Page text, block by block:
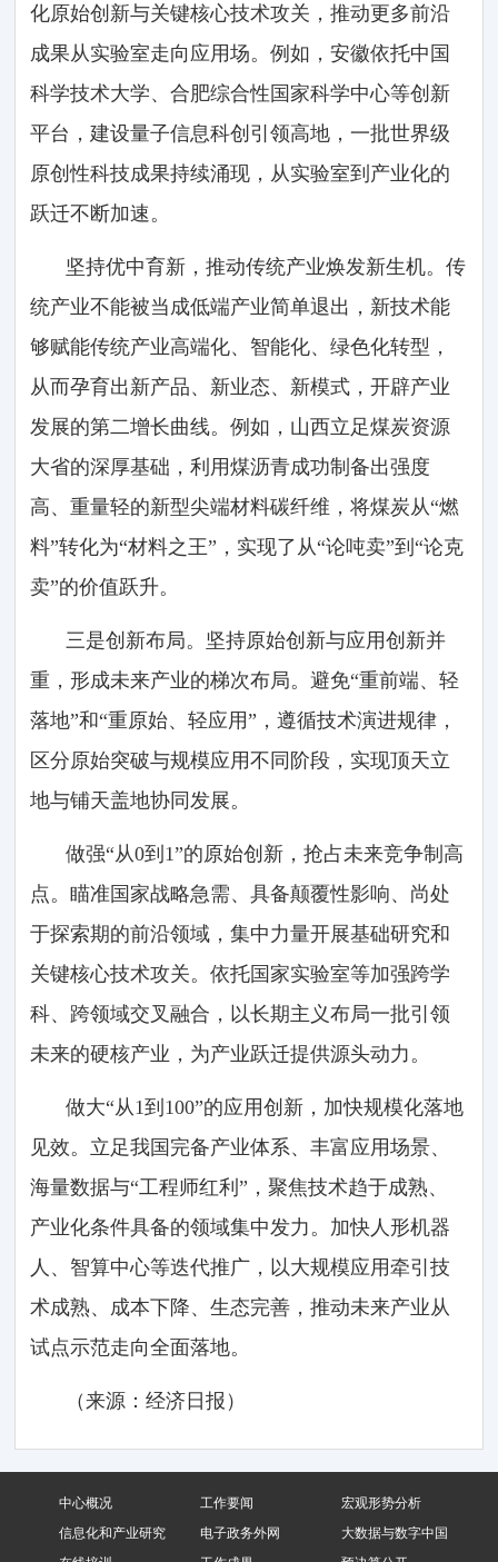
化原始创新与关键核心技术攻关，推动更多前沿
成果从实验室走向应用场。例如，安徽依托中国
科学技术大学、合肥综合性国家科学中心等创新
平台，建设量子信息科创引领高地，一批世界级
原创性科技成果持续涌现，从实验室到产业化的
跃迁不断加速。
坚持优中育新，推动传统产业焕发新生机。传
统产业不能被当成低端产业简单退出，新技术能
够赋能传统产业高端化、智能化、绿色化转型，
从而孕育出新产品、新业态、新模式，开辟产业
发展的第二增长曲线。例如，山西立足煤炭资源
大省的深厚基础，利用煤沥青成功制备出强度
高、重量轻的新型尖端材料碳纤维，将煤炭从“燃
料”转化为“材料之王”，实现了从“论吨卖”到“论克
卖”的价值跃升。
三是创新布局。坚持原始创新与应用创新并
重，形成未来产业的梯次布局。避免“重前端、轻
落地”和“重原始、轻应用”，遵循技术演进规律，
区分原始突破与规模应用不同阶段，实现顶天立
地与铺天盖地协同发展。
做强“从0到1”的原始创新，抢占未来竞争制高
点。瞄准国家战略急需、具备颠覆性影响、尚处
于探索期的前沿领域，集中力量开展基础研究和
关键核心技术攻关。依托国家实验室等加强跨学
科、跨领域交叉融合，以长期主义布局一批引领
未来的硬核产业，为产业跃迁提供源头动力。
做大“从1到100”的应用创新，加快规模化落地
见效。立足我国完备产业体系、丰富应用场景、
海量数据与“工程师红利”，聚焦技术趋于成熟、
产业化条件具备的领域集中发力。加快人形机器
人、智算中心等迭代推广，以大规模应用牵引技
术成熟、成本下降、生态完善，推动未来产业从
试点示范走向全面落地。
（来源：经济日报）
中心概况 工作要闻
宏观形势分析
信息化和产业研究
电子政务外网
大数据与数字中国